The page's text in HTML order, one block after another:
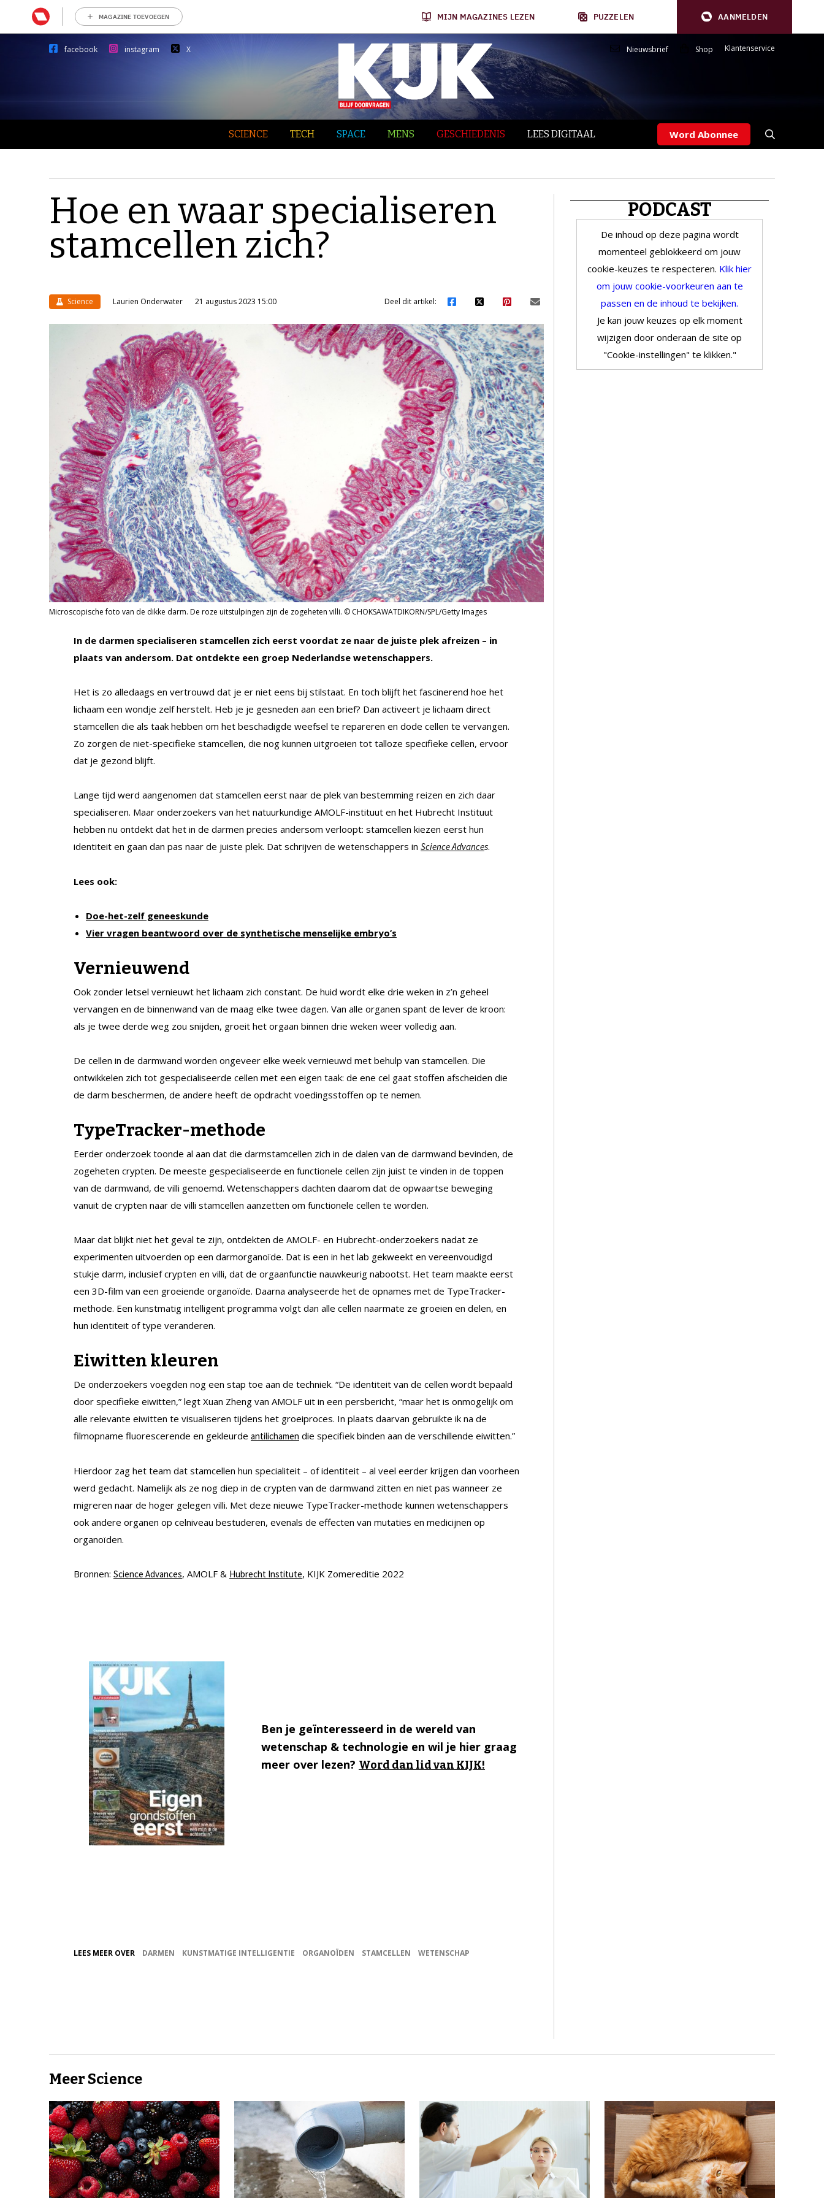
MAGAZINE TOEVOEGEN MIJN MAGAZINES LEZEN PUZZELEN AANMELDEN
facebook instagram X Nieuwsbrief Shop Klantenservice
SCIENCE TECH SPACE MENS GESCHIEDENIS LEES DIGITAAL Word Abonnee
Hoe en waar specialiseren
stamcellen zich?
Science Laurien Onderwater 21 augustus 2023 15:00 Deel dit artikel:
Microscopische foto van de dikke darm. De roze uitstulpingen zijn de zogeheten villi. © CHOKSAWATDIKORN/SPL/Getty Images
In de darmen specialiseren stamcellen zich eerst voordat ze naar de juiste plek afreizen – in
plaats van andersom. Dat ontdekte een groep Nederlandse wetenschappers.
Het is zo alledaags en vertrouwd dat je er niet eens bij stilstaat. En toch blijft het fascinerend hoe het
lichaam een wondje zelf herstelt. Heb je je gesneden aan een brief? Dan activeert je lichaam direct
stamcellen die als taak hebben om het beschadigde weefsel te repareren en dode cellen te vervangen.
Zo zorgen de niet-specifieke stamcellen, die nog kunnen uitgroeien tot talloze specifieke cellen, ervoor
dat je gezond blijft.
Lange tijd werd aangenomen dat stamcellen eerst naar de plek van bestemming reizen en zich daar
specialiseren. Maar onderzoekers van het natuurkundige AMOLF-instituut en het Hubrecht Instituut
hebben nu ontdekt dat het in de darmen precies andersom verloopt: stamcellen kiezen eerst hun
identiteit en gaan dan pas naar de juiste plek. Dat schrijven de wetenschappers in Science Advances.
Lees ook:
Doe-het-zelf geneeskunde
Vier vragen beantwoord over de synthetische menselijke embryo’s
Vernieuwend
Ook zonder letsel vernieuwt het lichaam zich constant. De huid wordt elke drie weken in z’n geheel
vervangen en de binnenwand van de maag elke twee dagen. Van alle organen spant de lever de kroon:
als je twee derde weg zou snijden, groeit het orgaan binnen drie weken weer volledig aan.
De cellen in de darmwand worden ongeveer elke week vernieuwd met behulp van stamcellen. Die
ontwikkelen zich tot gespecialiseerde cellen met een eigen taak: de ene cel gaat stoffen afscheiden die
de darm beschermen, de andere heeft de opdracht voedingsstoffen op te nemen.
TypeTracker-methode
Eerder onderzoek toonde al aan dat die darmstamcellen zich in de dalen van de darmwand bevinden, de
zogeheten crypten. De meeste gespecialiseerde en functionele cellen zijn juist te vinden in de toppen
van de darmwand, de villi genoemd. Wetenschappers dachten daarom dat de opwaartse beweging
vanuit de crypten naar de villi stamcellen aanzetten om functionele cellen te worden.
Maar dat blijkt niet het geval te zijn, ontdekten de AMOLF- en Hubrecht-onderzoekers nadat ze
experimenten uitvoerden op een darmorganoïde. Dat is een in het lab gekweekt en vereenvoudigd
stukje darm, inclusief crypten en villi, dat de orgaanfunctie nauwkeurig nabootst. Het team maakte eerst
een 3D-film van een groeiende organoïde. Daarna analyseerde het de opnames met de TypeTracker-
methode. Een kunstmatig intelligent programma volgt dan alle cellen naarmate ze groeien en delen, en
hun identiteit of type veranderen.
Eiwitten kleuren
De onderzoekers voegden nog een stap toe aan de techniek. “De identiteit van de cellen wordt bepaald
door specifieke eiwitten,” legt Xuan Zheng van AMOLF uit in een persbericht, “maar het is onmogelijk om
alle relevante eiwitten te visualiseren tijdens het groeiproces. In plaats daarvan gebruikte ik na de
filmopname fluorescerende en gekleurde antilichamen die specifiek binden aan de verschillende eiwitten.”
Hierdoor zag het team dat stamcellen hun specialiteit – of identiteit – al veel eerder krijgen dan voorheen
werd gedacht. Namelijk als ze nog diep in de crypten van de darmwand zitten en niet pas wanneer ze
migreren naar de hoger gelegen villi. Met deze nieuwe TypeTracker-methode kunnen wetenschappers
ook andere organen op celniveau bestuderen, evenals de effecten van mutaties en medicijnen op
organoïden.
Bronnen: Science Advances, AMOLF & Hubrecht Institute, KIJK Zomereditie 2022
Ben je geïnteresseerd in de wereld van
wetenschap & technologie en wil je hier graag
meer over lezen? Word dan lid van KIJK!
LEES MEER OVER DARMEN KUNSTMATIGE INTELLIGENTIE ORGANOÏDEN STAMCELLEN WETENSCHAP
PODCAST
De inhoud op deze pagina wordt
momenteel geblokkeerd om jouw
cookie-keuzes te respecteren. Klik hier
om jouw cookie-voorkeuren aan te
passen en de inhoud te bekijken.
Je kan jouw keuzes op elk moment
wijzigen door onderaan de site op
"Cookie-instellingen" te klikken."
Meer Science